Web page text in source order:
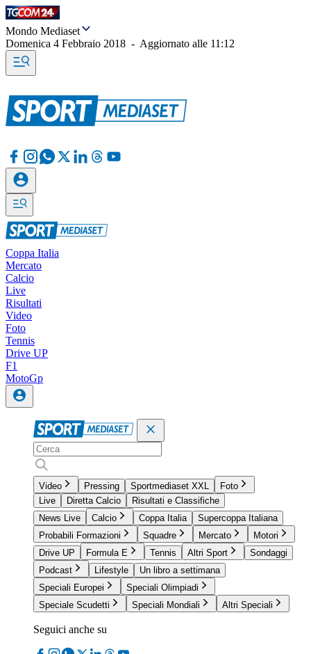
Mondo Mediaset
Domenica 4 Febbraio 2018 - Aggiornato alle 11:12
Coppa Italia
Mercato
Calcio
Live
Risultati
Video
Foto
Tennis
Drive UP
F1
MotoGp
Video Pressing Sportmediaset XXL
Foto
Live
Diretta Calcio
Risultati e Classifiche
News Live
Calcio Coppa Italia
Supercoppa Italiana
Probabili Formazioni
Squadre Mercato
Motori
Drive UP
Formula E Tennis Altri Sport
Sondaggi
Podcast
Lifestyle
Un libro a settimana
Speciali Europei
Speciali Olimpiadi
Speciale Scudetti
Speciali Mondiali Altri Speciali
Seguici anche su